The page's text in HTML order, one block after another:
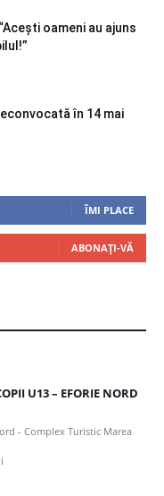
oameni au ajuns
în 14 mai
ÎMI PLACE
ABONAȚI-VĂ
U13 – EFORIE NORD
- Complex Turistic Marea